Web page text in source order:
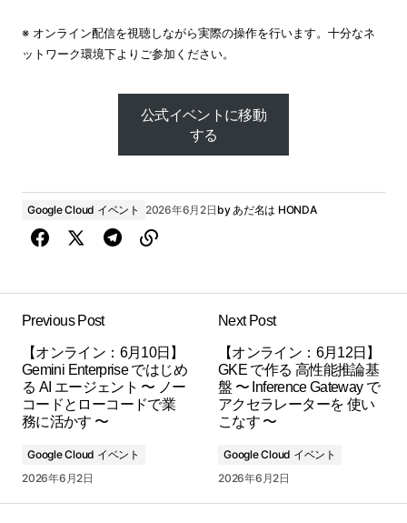
※ オンライン配信を視聴しながら実際の操作を行います。十分なネ
ットワーク環境下よりご参加ください。
公式イベントに移動
する
Google Cloud イベント 2026年6月2日 byあだ名は HONDA
Previous Post
【オンライン：6月10日】
Gemini Enterprise ではじめ
る AI エージェント 〜 ノー
コードとローコードで業
務に活かす 〜
Google Cloud イベント
2026年6月2日
Next Post
【オンライン：6月12日】
GKE で作る 高性能推論基
盤 〜 Inference Gateway で
アクセラレーターを 使い
こなす 〜
Google Cloud イベント
2026年6月2日